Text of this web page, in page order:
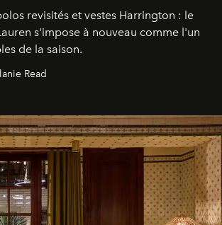
revisités et vestes Harrington : le
s'impose à nouveau comme l'un
de la saison.
Read